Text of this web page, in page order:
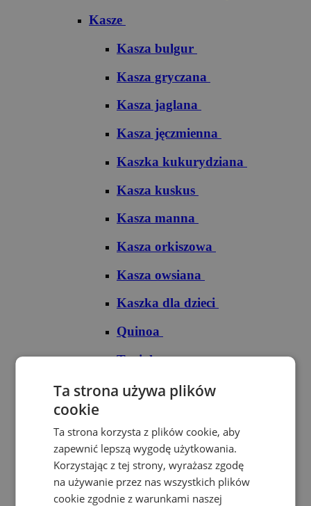
Kasze
Kasza bulgur
Kasza gryczana
Kasza jaglana
Kasza jęczmienna
Kaszka kukurydziana
Kasza kuskus
Kasza manna
Kasza orkiszowa
Kasza owsiana
Kaszka dla dzieci
Quinoa
Tapioka
Ryże
Ryż basmati
Ryż biały
Ryż brązowy
Ta strona używa plików
cookie
Ta strona korzysta z plików cookie, aby
zapewnić lepszą wygodę użytkowania.
Korzystając z tej strony, wyrażasz zgodę
na używanie przez nas wszystkich plików
cookie zgodnie z warunkami naszej